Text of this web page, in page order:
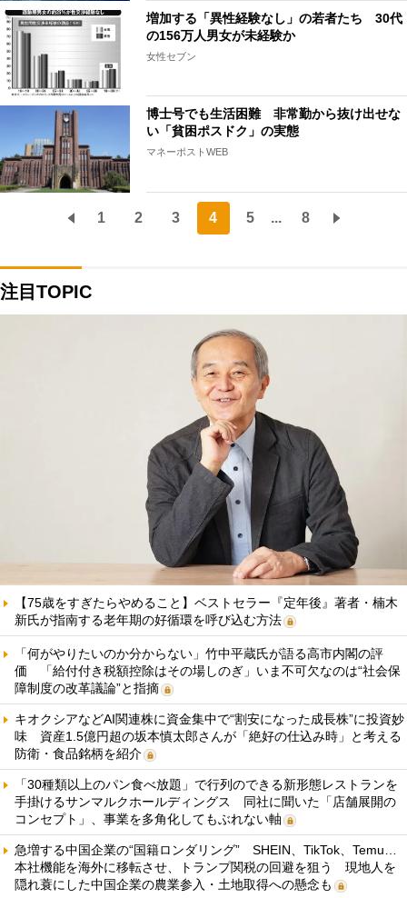
増加する「異性経験なし」の若者たち 30代
の156万人男女が未経験か
女性セブン
博士号でも生活困難 非常勤から抜け出せな
い「貧困ポスドク」の実態
マネーポストWEB
1 2 3 4 5 ... 8
注目TOPIC
【75歳をすぎたらやめること】ベストセラー『定年後』著者・楠木
新氏が指南する老年期の好循環を呼び込む方法
「何がやりたいのか分からない」竹中平蔵氏が語る高市内閣の評
価 「給付付き税額控除はその場しのぎ」いま不可欠なのは“社会保
障制度の改革議論”と指摘
キオクシアなどAI関連株に資金集中で“割安になった成長株”に投資妙
味 資産1.5億円超の坂本慎太郎さんが「絶好の仕込み時」と考える
防衛・食品銘柄を紹介
「30種類以上のパン食べ放題」で行列のできる新形態レストランを
手掛けるサンマルクホールディングス 同社に聞いた「店舗展開の
コンセプト」、事業を多角化してもぶれない軸
急増する中国企業の“国籍ロンダリング” SHEIN、TikTok、Temu…
本社機能を海外に移転させ、トランプ関税の回避を狙う 現地人を
隠れ蓑にした中国企業の農業参入・土地取得への懸念も